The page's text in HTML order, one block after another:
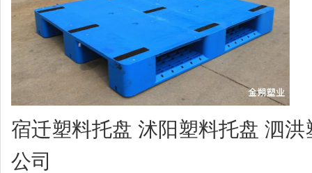
宿迁塑料托盘 沭阳塑料托盘 泗
公司